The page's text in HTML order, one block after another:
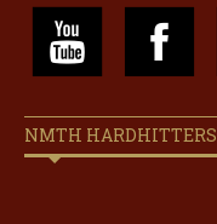
NMTH HARDHITTERS